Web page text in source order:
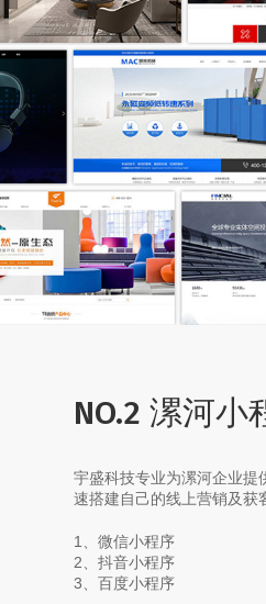
NO.2 漯河小
宇盛科技专业为漯河企业提
速搭建自己的线上营销及获
1、微信小程序
2、抖音小程序
3、百度小程序